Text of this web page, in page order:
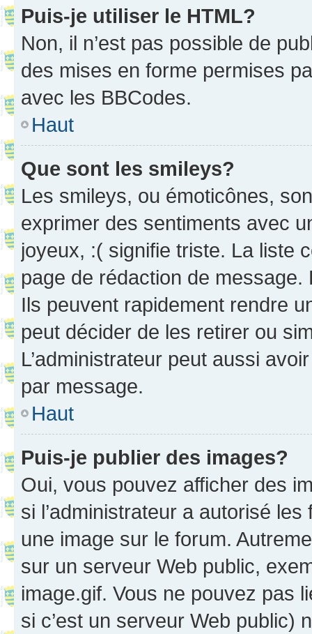
Puis-je utiliser le HTML?
Non, il n’est pas possible de
des mises en forme permises
avec les BBCodes.
Haut
Que sont les smileys?
Les smileys, ou émoticônes,
exprimer des sentiments avec
joyeux, :( signifie triste. La liste
page de rédaction de
Ils peuvent rapidement rendre
peut décider de les retirer ou
L’administrateur peut aussi
par message.
Haut
Puis-je publier des images?
Oui, vous pouvez afficher des
si l’administrateur a autorisé
une image sur le forum.
sur un serveur Web public,
image.gif. Vous ne pouvez pas
si c’est un serveur Web public)